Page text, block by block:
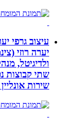
עיצוב גרפי יערה
יערה רוזי
ולדיגיטל,
שתי קבוצות
שירות אונליין